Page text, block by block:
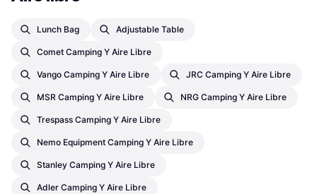
Lunch Bag Adjustable Table
Comet Camping Y Aire Libre
Vango Camping Y Aire Libre JRC Camping Y Aire Libre
MSR Camping Y Aire Libre NRG Camping Y Aire Libre
Trespass Camping Y Aire Libre
Nemo Equipment Camping Y Aire Libre
Stanley Camping Y Aire Libre
Adler Camping Y Aire Libre